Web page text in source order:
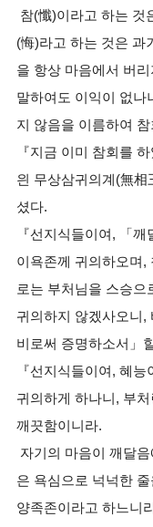
참(懺)이라고 하는 것
(悔)라고 하는 것은 과
을 항상 마음에서 버
말하여도 이익이 없나
지 않음을 이름하여 참
『지금 이미 참회를
읜 무상삼귀의계(無
셨다.
『선지식들이여, 「
이욕존께 귀의하오며,
로는 부처님을 스승으
귀의하지 않겠사오니,
비로써 증명하소서」
『선지식들이여, 혜
귀의하게 하나니, 부
깨끗함이니라.
자기의 마음이 깨달
은 욕심으로 넉넉한
양족존이라고 하느니